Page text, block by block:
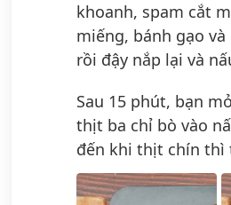
khoanh, spam cắt
miếng, bánh gạo
rồi đậy nắp lại và
Sau 15 phút, bạn
thịt ba chỉ bò vào
đến khi thịt chín thì